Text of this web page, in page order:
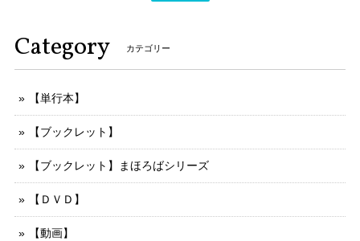
Category カテゴリー
【単行本】
【ブックレット】
【ブックレット】まほろばシリーズ
【ＤＶＤ】
【動画】